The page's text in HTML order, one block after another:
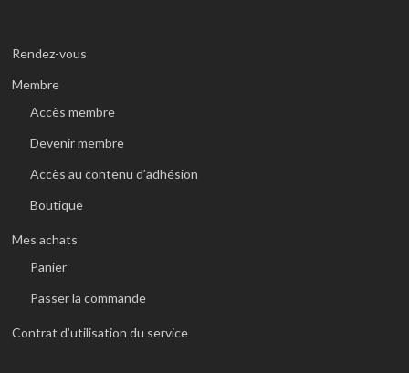
Rendez-vous
Membre
Accès membre
Devenir membre
Accès au contenu d’adhésion
Boutique
Mes achats
Panier
Passer la commande
Contrat d’utilisation du service